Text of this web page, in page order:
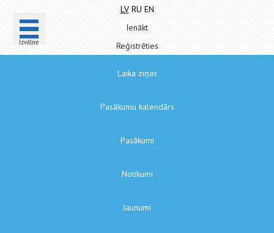
Izvēlne
LV RU EN
Ienākt
Reģistrēties
Laika ziņas
Pasākumu kalendārs
Pasākumi
Notikumi
Jaunumi